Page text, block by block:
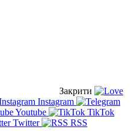
Закрити
Instagram
Youtube
TikTok
Twitter RSS